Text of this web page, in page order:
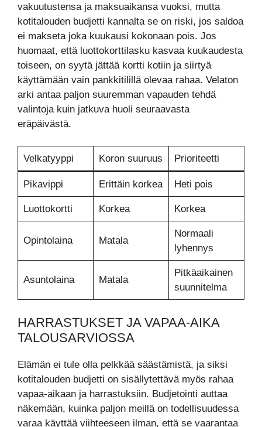
vakuutustensa ja maksuaikansa vuoksi, mutta
kotitalouden budjetti kannalta se on riski, jos saldoa
ei makseta joka kuukausi kokonaan pois. Jos
huomaat, että luottokorttilasku kasvaa kuukaudesta
toiseen, on syytä jättää kortti kotiin ja siirtyä
käyttämään vain pankkitilillä olevaa rahaa. Velaton
arki antaa paljon suuremman vapauden tehdä
valintoja kuin jatkuva huoli seuraavasta
eräpäivästä.
Velkatyyppi Koron suuruus Prioriteetti
Pikavippi Erittäin korkea Heti pois
Luottokortti Korkea Korkea
Opintolaina Matala
Normaali
lyhennys
Asuntolaina Matala
Pitkäaikainen
suunnitelma
HARRASTUKSET JA VAPAA-AIKA
TALOUSARVIOSSA
Elämän ei tule olla pelkkää säästämistä, ja siksi
kotitalouden budjetti on sisällytettävä myös rahaa
vapaa-aikaan ja harrastuksiin. Budjetointi auttaa
näkemään, kuinka paljon meillä on todellisuudessa
varaa käyttää viihteeseen ilman, että se vaarantaa